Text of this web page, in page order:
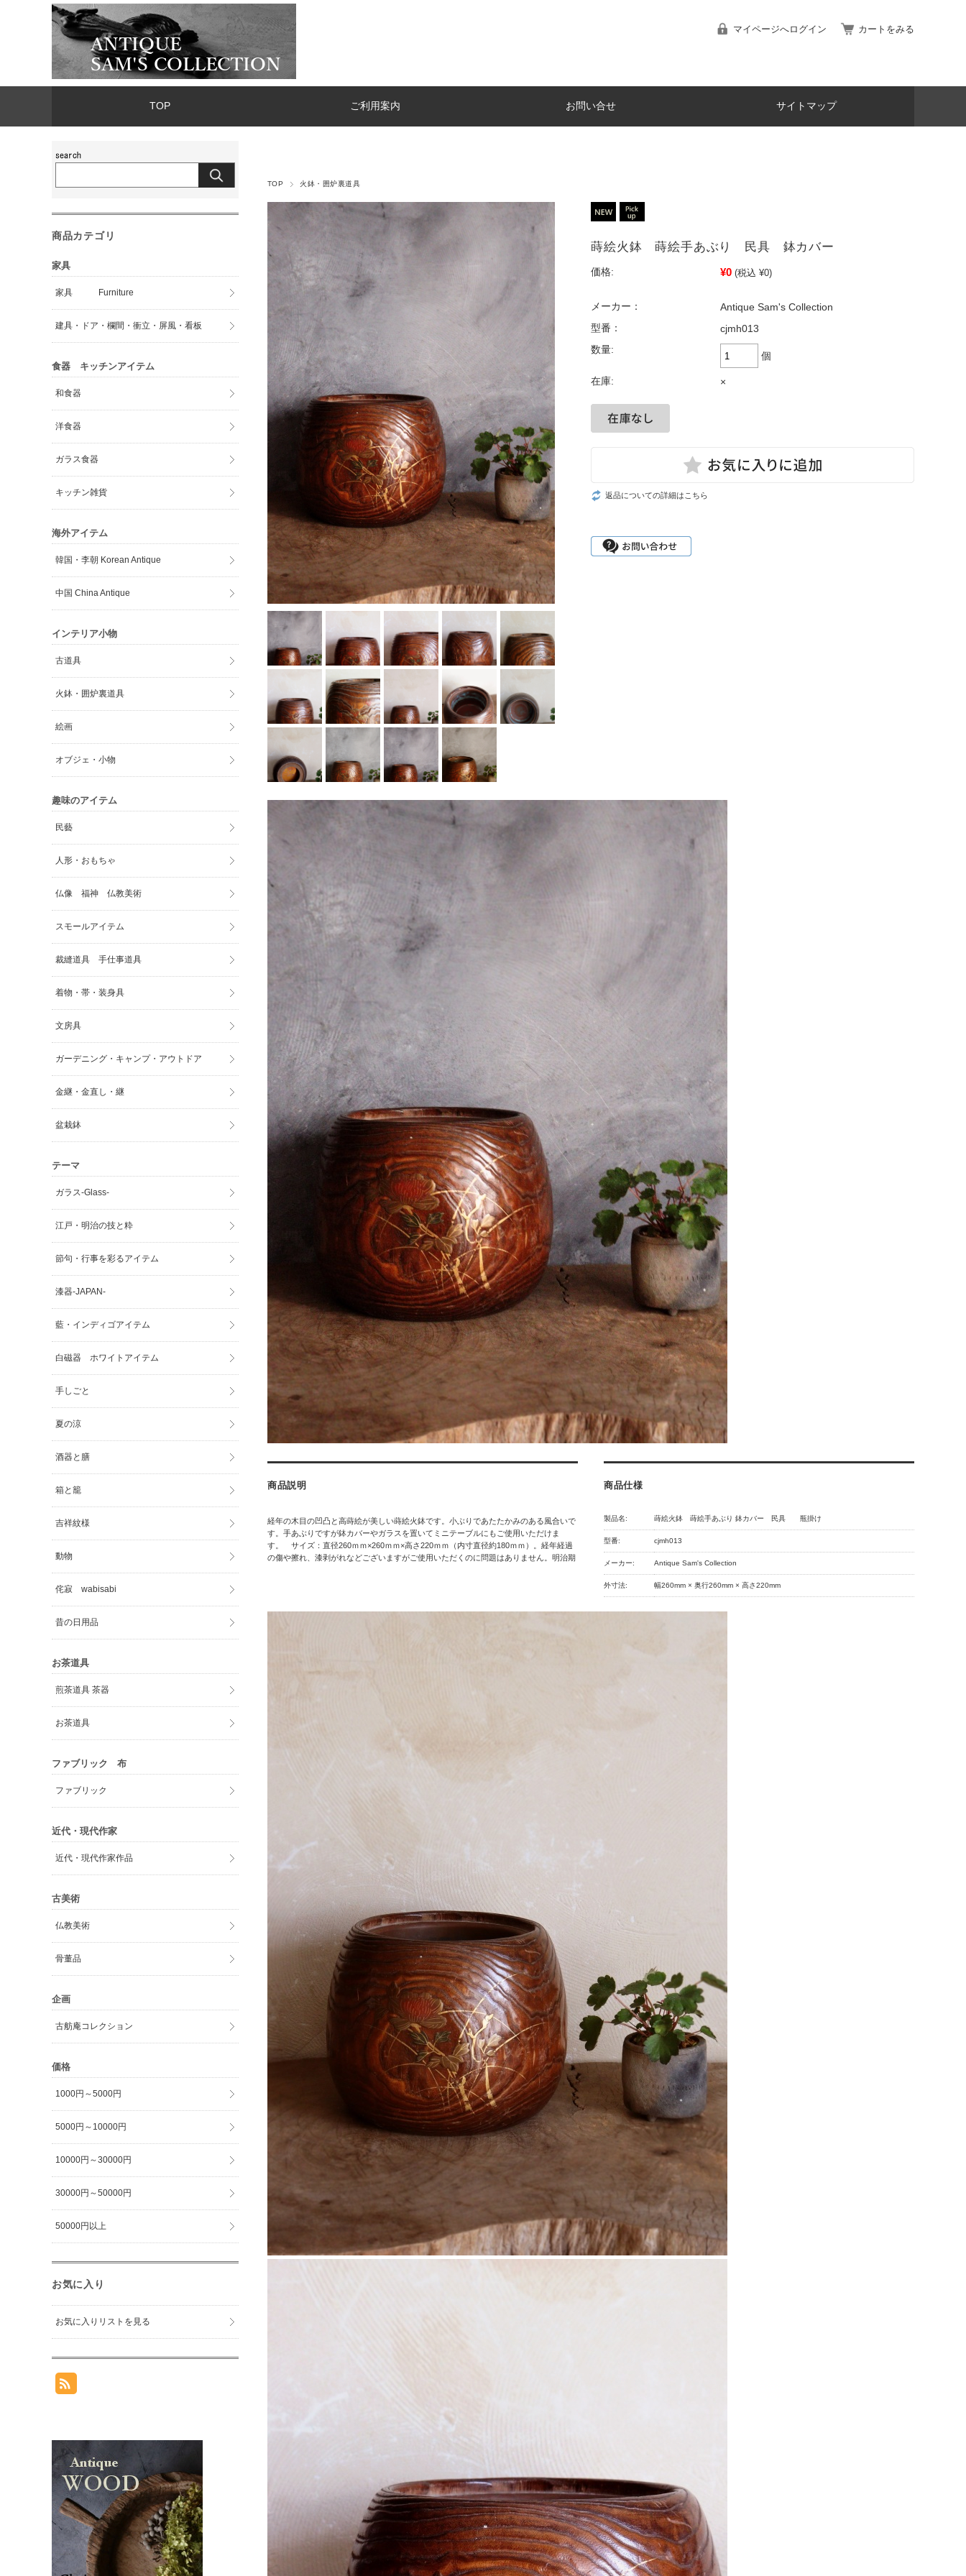
マイページへログイン カートをみる
TOP ご利用案内 お問い合せ サイトマップ
TOP 火鉢・囲炉裏道具
蒔絵火鉢 蒔絵手あぶり 民具 鉢カバー
価格: ¥0 (税込 ¥0)
メーカー：
Antique Sam's Collection
型番：
cjmh013
数量:
個
在庫: ×
返品についての詳細はこちら
商品説明
経年の木目の凹凸と高蒔絵が美しい蒔絵火鉢です。小ぶりであたたかみのある風合いで
す。手あぶりですが鉢カバーやガラスを置いてミニテーブルにもご使用いただけま
す。 サイズ：直径260ｍｍ×260ｍｍ×高さ220ｍｍ（内寸直径約180ｍｍ）。経年経過
の傷や擦れ、漆剥がれなどございますがご使用いただくのに問題はありません。明治期
商品仕様
製品名: 蒔絵火鉢 蒔絵手あぶり 鉢カバー 民具 瓶掛け
型番: cjmh013
メーカー: Antique Sam's Collection
外寸法: 幅260mm × 奥行260mm × 高さ220mm
商品カテゴリ
家具
家具 Furniture
建具・ドア・欄間・衝立・屏風・看板
食器 キッチンアイテム
和食器
洋食器
ガラス食器
キッチン雑貨
海外アイテム
韓国・李朝 Korean Antique
中国 China Antique
インテリア小物
古道具
火鉢・囲炉裏道具
絵画
オブジェ・小物
趣味のアイテム
民藝
人形・おもちゃ
仏像 福神 仏教美術
スモールアイテム
裁縫道具 手仕事道具
着物・帯・装身具
文房具
ガーデニング・キャンプ・アウトドア
金継・金直し・継
盆栽鉢
テーマ
ガラス-Glass-
江戸・明治の技と粋
節句・行事を彩るアイテム
漆器-JAPAN-
藍・インディゴアイテム
白磁器 ホワイトアイテム
手しごと
夏の涼
酒器と膳
箱と籠
吉祥紋様
動物
侘寂 wabisabi
昔の日用品
お茶道具
煎茶道具 茶器
お茶道具
ファブリック 布
ファブリック
近代・現代作家
近代・現代作家作品
古美術
仏教美術
骨董品
企画
古舫庵コレクション
価格
1000円～5000円
5000円～10000円
10000円～30000円
30000円～50000円
50000円以上
お気に入り
お気に入りリストを見る